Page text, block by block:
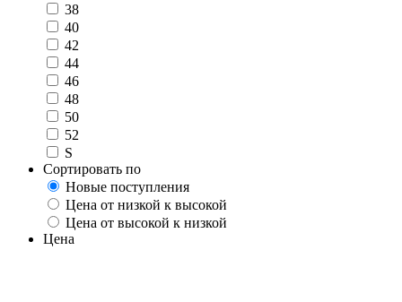
38
40
42
44
46
48
50
52
S
Сортировать по
Новые поступления
Цена от низкой к высокой
Цена от высокой к низкой
Цена